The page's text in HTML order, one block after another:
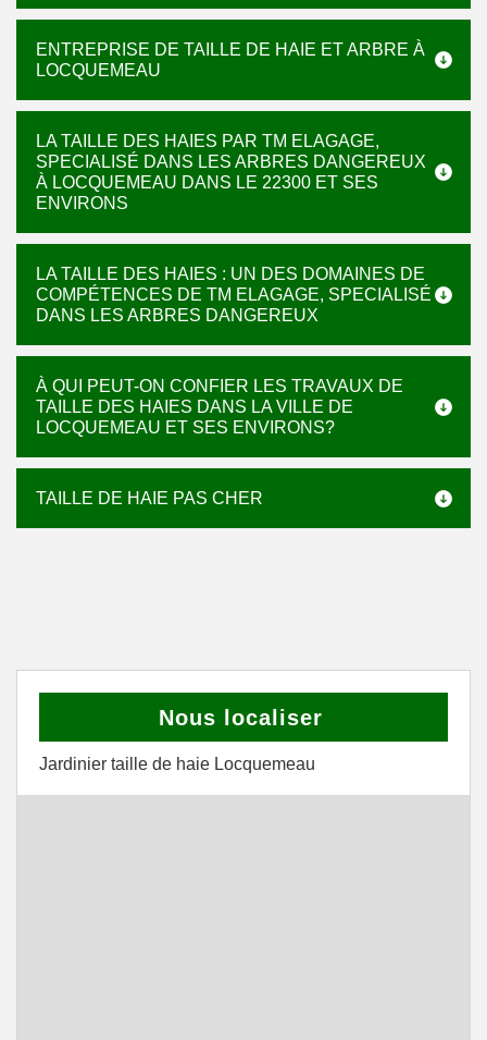
ENTREPRISE DE TAILLE DE HAIE ET ARBRE À
LOCQUEMEAU
LA TAILLE DES HAIES PAR TM ELAGAGE,
SPECIALISÉ DANS LES ARBRES DANGEREUX
À LOCQUEMEAU DANS LE 22300 ET SES
ENVIRONS
LA TAILLE DES HAIES : UN DES DOMAINES DE
COMPÉTENCES DE TM ELAGAGE, SPECIALISÉ
DANS LES ARBRES DANGEREUX
À QUI PEUT-ON CONFIER LES TRAVAUX DE
TAILLE DES HAIES DANS LA VILLE DE
LOCQUEMEAU ET SES ENVIRONS?
TAILLE DE HAIE PAS CHER
Nous localiser
Jardinier taille de haie Locquemeau